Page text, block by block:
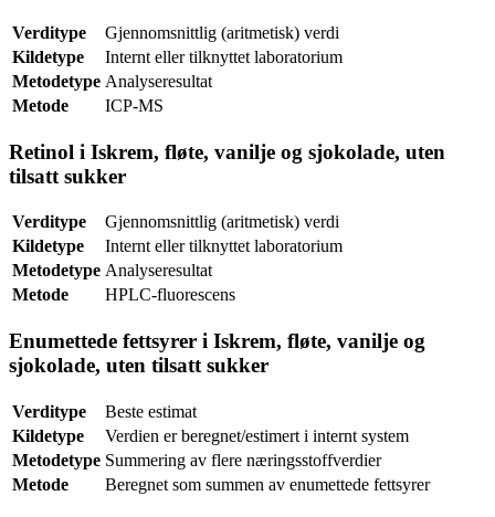
Verditype
Gjennomsnittlig (aritmetisk) verdi
Kildetype
Internt eller tilknyttet laboratorium
Metodetype Analyseresultat
Metode
ICP-MS
Retinol i Iskrem, fløte, vanilje og sjokolade, uten
tilsatt sukker
Verditype
Gjennomsnittlig (aritmetisk) verdi
Kildetype
Internt eller tilknyttet laboratorium
Metodetype Analyseresultat
Metode
HPLC-fluorescens
Enumettede fettsyrer i Iskrem, fløte, vanilje og
sjokolade, uten tilsatt sukker
Verditype
Beste estimat
Kildetype
Verdien er beregnet/estimert i internt system
Metodetype Summering av flere næringsstoffverdier
Metode
Beregnet som summen av enumettede fettsyrer